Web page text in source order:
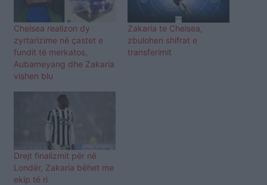
Chelsea realizon dy
zyrtarizime në çastet e
fundit të merkatos,
Aubameyang dhe Zakaria
vishen blu
Zakaria te Chelsea,
zbulohen shifrat e
transferimit
Drejt finalizmit për në
Londër, Zakaria bëhet me
ekip të ri